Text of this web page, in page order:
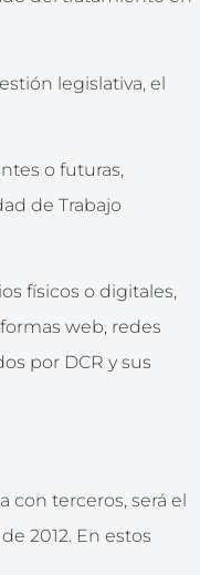
legislativa, el
o futuras,
de Trabajo
físicos o digitales,
web, redes
por DCR y sus
terceros, será el
2012. En estos